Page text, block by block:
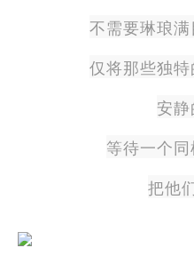
不需要琳琅
仅将那些独
安
等待一个
把他